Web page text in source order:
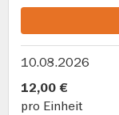
10.08.2026
12,00 €
pro Einheit